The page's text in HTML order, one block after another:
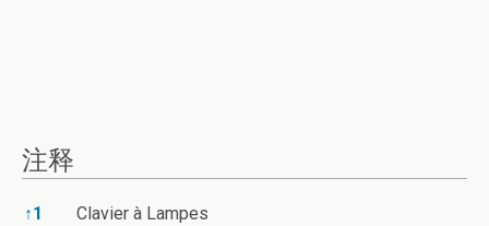
注释
注释
↑1 Clavier à Lampes